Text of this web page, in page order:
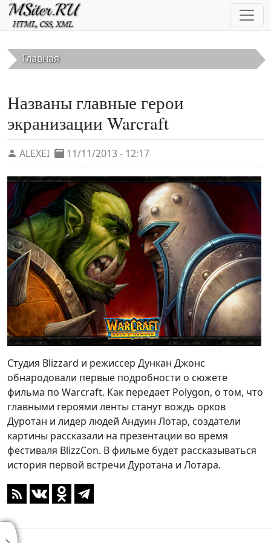
Перейти к основному содержанию
Главная
Названы главные герои
экранизации Warcraft
ALEXEI 11/11/2013 - 12:17
Студия Blizzard и режиссер Дункан Джонс
обнародовали первые подробности о сюжете
фильма по Warcraft. Как передает Polygon, о том, что
главными героями ленты станут вождь орков
Дуротан и лидер людей Андуин Лотар, создатели
картины рассказали на презентации во время
фестиваля BlizzCon. В фильме будет рассказываться
история первой встречи Дуротана и Лотара.